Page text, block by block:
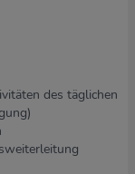
des täglichen